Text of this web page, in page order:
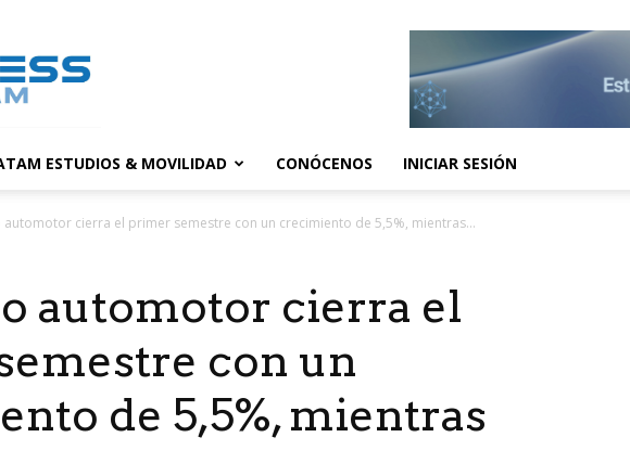
ESTUDIOS & MOVILIDAD CONÓCENOS INICIAR SESIÓN
automotor cierra el primer semestre con un crecimiento de 5,5%, mientras...
automotor cierra el
con un
de 5,5%, mientras